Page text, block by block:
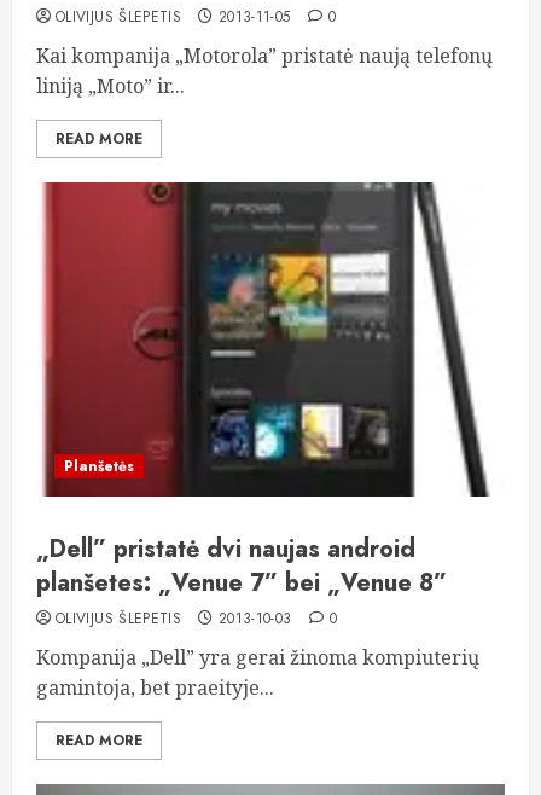
OLIVIJUS ŠLEPETIS 2013-11-05 0
Kai kompanija „Motorola” pristatė naują telefonų
liniją „Moto” ir...
READ MORE
Planšetės
„Dell” pristatė dvi naujas android
planšetes: „Venue 7” bei „Venue 8”
OLIVIJUS ŠLEPETIS 2013-10-03 0
Kompanija „Dell” yra gerai žinoma kompiuterių
gamintoja, bet praeityje...
READ MORE